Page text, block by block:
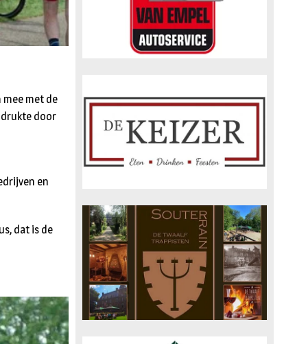
mee met de
drukte door
en
dat is de